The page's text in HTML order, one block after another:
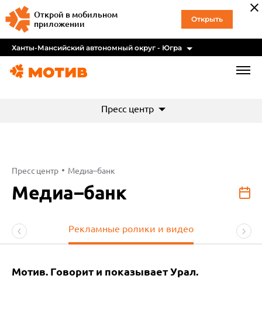
Открой в мобильном
приложении
Открыть
Ханты-Мансийский автономный округ - Югра
Пресс центр Медиа–банк
Медиа–банк
Рекламные ролики и видео
Мотив. Говорит и показывает Урал.
Пресс центр